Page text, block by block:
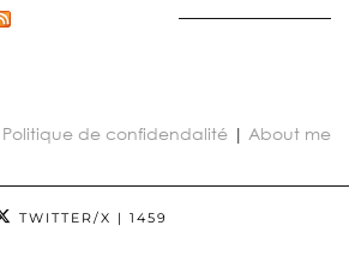
Politique de confidendalité | About me
TWITTER/X | 1459